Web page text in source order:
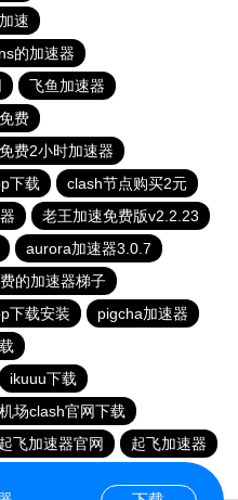
速
的加速器
飞鱼加速器
费
费2小时加速器
下载
clash节点购买2元
老王加速免费版v2.2.23
aurora加速器3.0.7
的加速器梯子
下载安装
pigcha加速器
ikuuu下载
场clash官网下载
飞加速器官网
起飞加速器